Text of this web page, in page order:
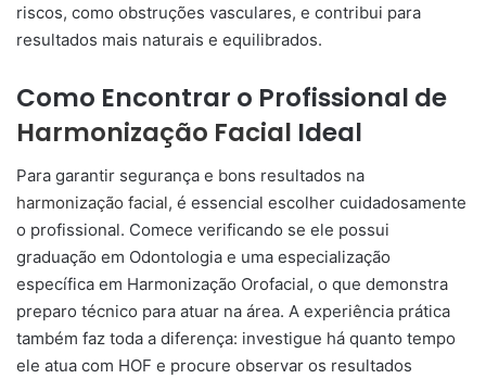
riscos, como obstruções vasculares, e contribui para
resultados mais naturais e equilibrados.
Como Encontrar o Profissional de
Harmonização Facial Ideal
Para garantir segurança e bons resultados na
harmonização facial, é essencial escolher cuidadosamente
o profissional. Comece verificando se ele possui
graduação em Odontologia e uma especialização
específica em Harmonização Orofacial, o que demonstra
preparo técnico para atuar na área. A experiência prática
também faz toda a diferença: investigue há quanto tempo
ele atua com HOF e procure observar os resultados